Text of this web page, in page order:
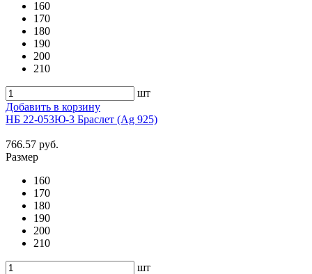
160
170
180
190
200
210
шт
Добавить в корзину
НБ 22-053Ю-3 Браслет (Ag 925)
766.57 руб.
Размер
160
170
180
190
200
210
шт